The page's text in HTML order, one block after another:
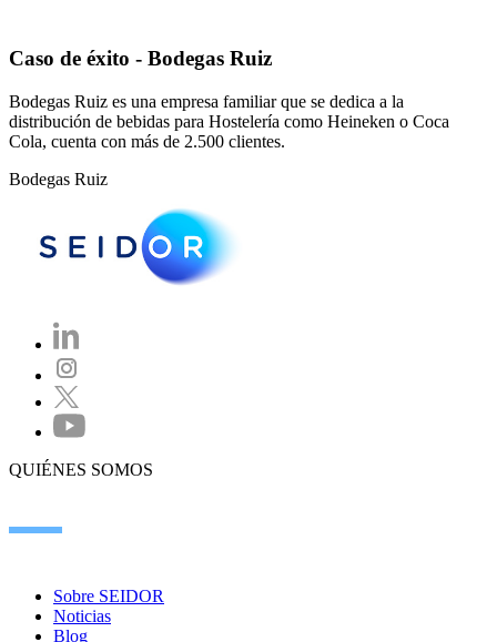
Caso de éxito - Bodegas Ruiz
Bodegas Ruiz es una empresa familiar que se dedica a la
distribución de bebidas para Hostelería como Heineken o Coca
Cola, cuenta con más de 2.500 clientes.
Bodegas Ruiz
QUIÉNES SOMOS
Sobre SEIDOR
Noticias
Blog